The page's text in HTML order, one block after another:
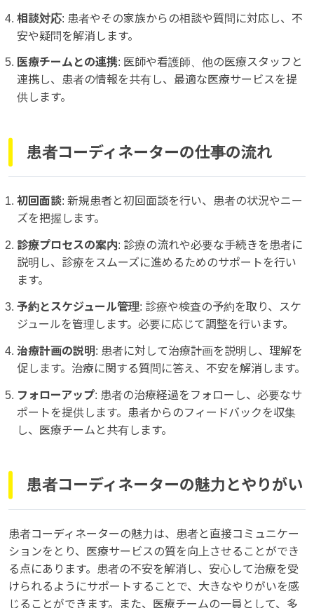
相談対応: 患者やその家族からの相談や質問に対応し、不
安や疑問を解消します。
医療チームとの連携: 医師や看護師、他の医療スタッフと
連携し、患者の情報を共有し、最適な医療サービスを提
供します。
患者コーディネーターの仕事の流れ
初回面談: 新規患者と初回面談を行い、患者の状況やニー
ズを把握します。
診療プロセスの案内: 診療の流れや必要な手続きを患者に
説明し、診療をスムーズに進めるためのサポートを行い
ます。
予約とスケジュール管理: 診療や検査の予約を取り、スケ
ジュールを管理します。必要に応じて調整を行います。
治療計画の説明: 患者に対して治療計画を説明し、理解を
促します。治療に関する質問に答え、不安を解消します。
フォローアップ: 患者の治療経過をフォローし、必要なサ
ポートを提供します。患者からのフィードバックを収集
し、医療チームと共有します。
患者コーディネーターの魅力とやりがい
患者コーディネーターの魅力は、患者と直接コミュニケー
ションをとり、医療サービスの質を向上させることができ
る点にあります。患者の不安を解消し、安心して治療を受
けられるようにサポートすることで、大きなやりがいを感
じることができます。また、医療チームの一員として、多